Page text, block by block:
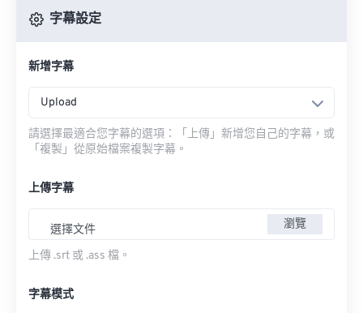
字幕設定
新增字幕
Upload
請選擇最適合您字幕的選項：「上傳」新增您自己的字幕，或
「複製」從原始檔案複製字幕。
上傳字幕
選擇文件 瀏覽
上傳 .srt 或 .ass 檔。
字幕模式